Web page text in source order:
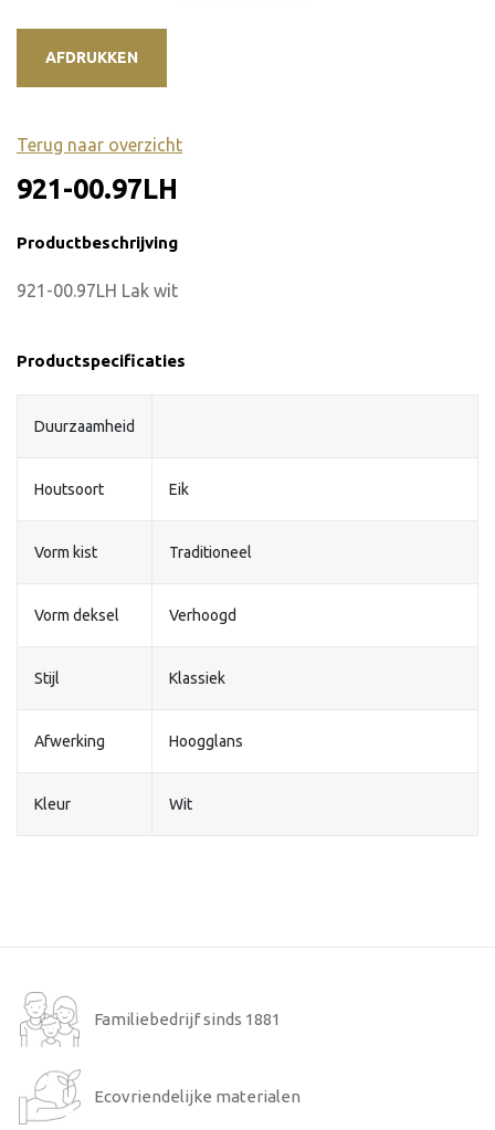
AFDRUKKEN
Terug naar overzicht
921-00.97LH
Productbeschrijving
921-00.97LH Lak wit
Productspecificaties
Duurzaamheid
Houtsoort Eik
Vorm kist Traditioneel
Vorm deksel Verhoogd
Stijl Klassiek
Afwerking Hoogglans
Kleur Wit
Familiebedrijf sinds 1881
Ecovriendelijke materialen